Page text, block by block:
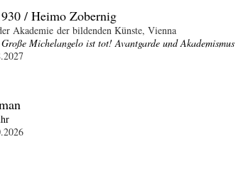
/ Heimo Zobernig
Akademie der bildenden Künste, Vienna
Michelangelo ist tot! Avantgarde und Akademismus